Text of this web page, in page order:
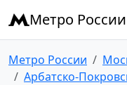
Метро России
Метро России
Арбатско-